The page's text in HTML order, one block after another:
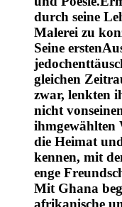
durch seine
Malerei zu
Seine
gleichen
zwar, lenkten
nicht
ihmgewählten
die Heimat
kennen, mit
enge
Mit Ghana
afrikanische